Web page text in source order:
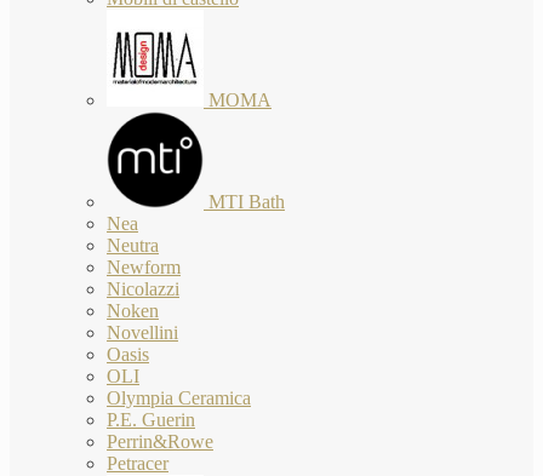
MOMA
MTI Bath
Nea
Neutra
Newform
Nicolazzi
Noken
Novellini
Oasis
OLI
Olympia Ceramica
P.E. Guerin
Perrin&Rowe
Petracer